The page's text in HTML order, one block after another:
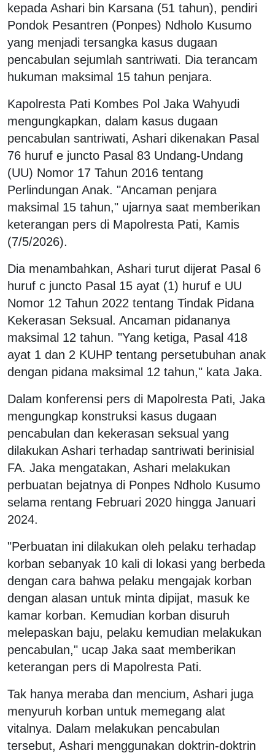
kepada Ashari bin Karsana (51 tahun), pendiri
Pondok Pesantren (Ponpes) Ndholo Kusumo
yang menjadi tersangka kasus dugaan
pencabulan sejumlah santriwati. Dia terancam
hukuman maksimal 15 tahun penjara.
Kapolresta Pati Kombes Pol Jaka Wahyudi
mengungkapkan, dalam kasus dugaan
pencabulan santriwati, Ashari dikenakan Pasal
76 huruf e juncto Pasal 83 Undang-Undang
(UU) Nomor 17 Tahun 2016 tentang
Perlindungan Anak. "Ancaman penjara
maksimal 15 tahun," ujarnya saat memberikan
keterangan pers di Mapolresta Pati, Kamis
(7/5/2026).
Dia menambahkan, Ashari turut dijerat Pasal 6
huruf c juncto Pasal 15 ayat (1) huruf e UU
Nomor 12 Tahun 2022 tentang Tindak Pidana
Kekerasan Seksual. Ancaman pidananya
maksimal 12 tahun. "Yang ketiga, Pasal 418
ayat 1 dan 2 KUHP tentang persetubuhan anak
dengan pidana maksimal 12 tahun," kata Jaka.
Dalam konferensi pers di Mapolresta Pati, Jaka
mengungkap konstruksi kasus dugaan
pencabulan dan kekerasan seksual yang
dilakukan Ashari terhadap santriwati berinisial
FA. Jaka mengatakan, Ashari melakukan
perbuatan bejatnya di Ponpes Ndholo Kusumo
selama rentang Februari 2020 hingga Januari
2024.
"Perbuatan ini dilakukan oleh pelaku terhadap
korban sebanyak 10 kali di lokasi yang berbeda
dengan cara bahwa pelaku mengajak korban
dengan alasan untuk minta dipijat, masuk ke
kamar korban. Kemudian korban disuruh
melepaskan baju, pelaku kemudian melakukan
pencabulan," ucap Jaka saat memberikan
keterangan pers di Mapolresta Pati.
Tak hanya meraba dan mencium, Ashari juga
menyuruh korban untuk memegang alat
vitalnya. Dalam melakukan pencabulan
tersebut, Ashari menggunakan doktrin-doktrin